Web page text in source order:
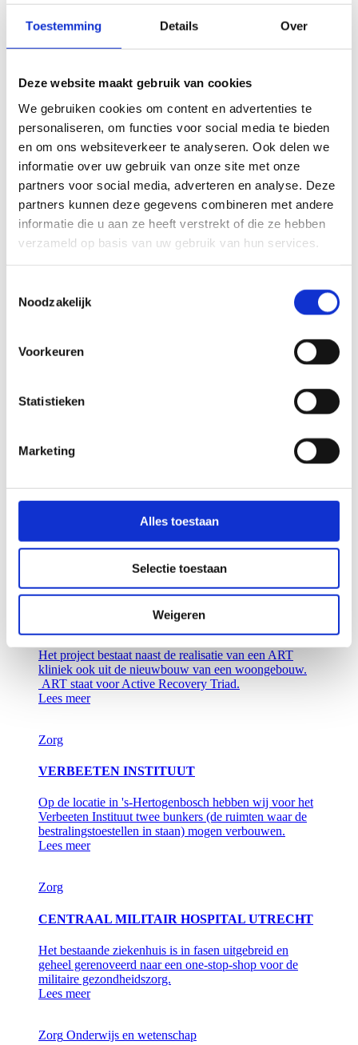
Toestemming Details Over
Deze website maakt gebruik van cookies
We gebruiken cookies om content en advertenties te
personaliseren, om functies voor social media te bieden
en om ons websiteverkeer te analyseren. Ook delen we
informatie over uw gebruik van onze site met onze
partners voor social media, adverteren en analyse. Deze
partners kunnen deze gegevens combineren met andere
informatie die u aan ze heeft verstrekt of die ze hebben
verzameld op basis van uw gebruik van hun services.
Noodzakelijk
Voorkeuren
Statistieken
Marketing
Alles toestaan
Selectie toestaan
Weigeren
Zorg
RADBOUDUMC NIJMEGEN
Na deze grootschalige verbouwing van de afdeling
Psychiatrie werd Radboudumc het eerste ziekenhuis in
Nederland met een kliniek die met een High&Intensive
Care de optimale zorg aan psychiatrische patiënten kan
bieden.
Lees meer
Zorg
In de nieuwbouw zijn verpleegafdelingen voor
dwarslaesie- en neurologiepatiënten, een ultramodern
Loop Expertise Centrum en een poliklinische
revalidatiedagbehandeling.
ALEXANDER MONRO ZIEKENHUIS
BILTHOVEN
Het gebouw is bijna volledig gestript en kreeg nieuwe
techniek zoals systemen voor beveiliging, ventilatie,
Lees meer
Zorg
NIEUW CENTRUM ART GGZ BREBURG
Het project bestaat naast de realisatie van een ART
kliniek ook uit de nieuwbouw van een woongebouw.
ART staat voor Active Recovery Triad.
Lees meer
Zorg
VERBEETEN INSTITUUT
Op de locatie in 's-Hertogenbosch hebben wij voor het
Verbeeten Instituut twee bunkers (de ruimten waar de
bestralingstoestellen in staan) mogen verbouwen.
Lees meer
Zorg
CENTRAAL MILITAIR HOSPITAL UTRECHT
Het bestaande ziekenhuis is in fasen uitgebreid en
geheel gerenoveerd naar een one-stop-shop voor de
militaire gezondheidszorg.
Lees meer
Zorg Onderwijs en wetenschap